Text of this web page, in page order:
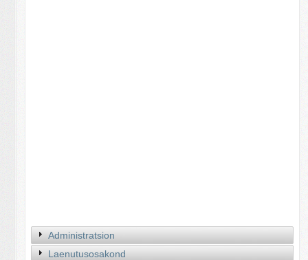
Administratsion
Laenutusosakond